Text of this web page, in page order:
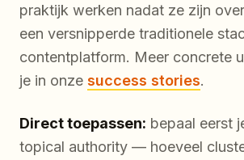
praktijk werken nadat ze zijn
een versnipperde traditionele
contentplatform. Meer concrete
je in onze success stories.
Direct toepassen: bepaal eerst
topical authority — hoeveel